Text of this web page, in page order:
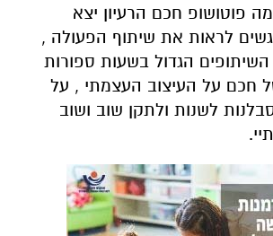
פוטושופ חכם הרעיון יצא
לראות את שיתוף הפעולה ,
הגדול בשעות ספורות
חכם על העיצוב העצמתי , על
לשנות ולתקן שוב ושוב